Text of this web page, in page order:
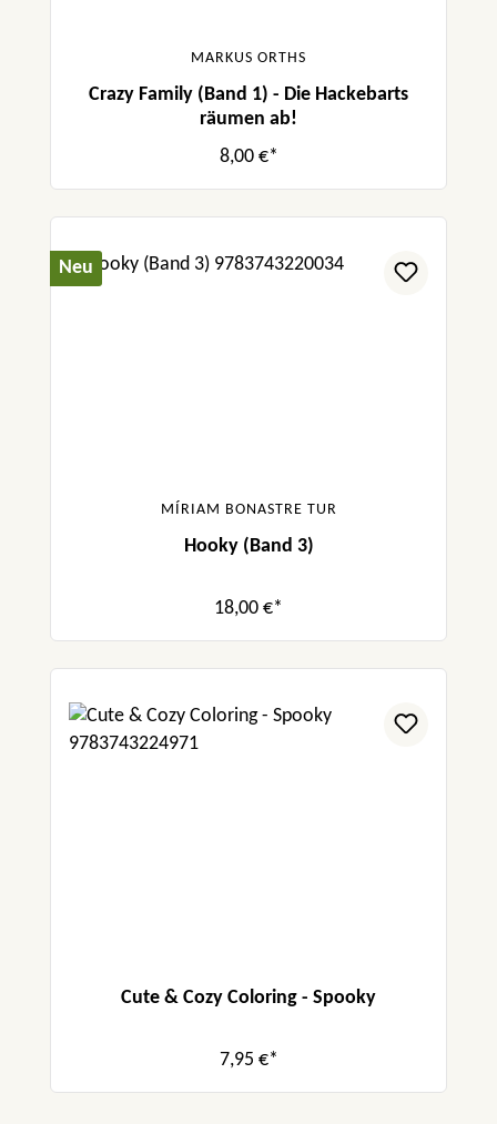
MARKUS ORTHS
Crazy Family (Band 1) - Die Hackebarts
räumen ab!
8,00 €*
Neu
MÍRIAM BONASTRE TUR
Hooky (Band 3)
18,00 €*
Cute & Cozy Coloring - Spooky
7,95 €*